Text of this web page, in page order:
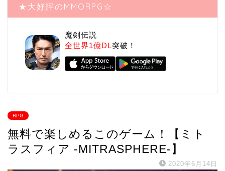
★大好評のMMORPG☆
魔剣伝説
全世界1億DL突破！
RPG
無料で楽しめるこのゲーム！【ミト
ラスフィア -MITRASPHERE-】
2020年6月14日